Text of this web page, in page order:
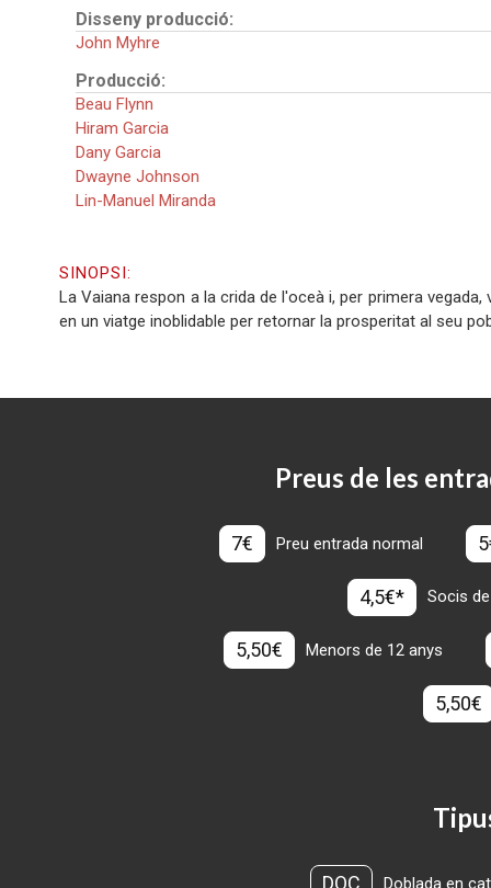
Disseny producció:
John Myhre
Producció:
Beau Flynn
Hiram Garcia
Dany Garcia
Dwayne Johnson
Lin-Manuel Miranda
SINOPSI:
La Vaiana respon a la crida de l'oceà i, per primera
en un viatge inoblidable per retornar la prosperitat al seu
Preus de les
7€ Preu entrada normal
4,5€* Socis
5,50€ Menors de 12 anys
5,50€
DOC Doblada en